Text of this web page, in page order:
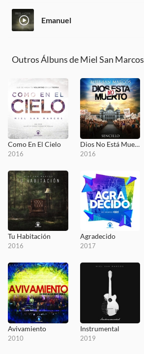
Emanuel
Outros Álbuns de Miel San Marcos
Como En El Cielo
2016
Dios No Está Muerto
2016
Tu Habitación
2016
Agradecido
2017
Avivamiento
2010
Instrumental
2019